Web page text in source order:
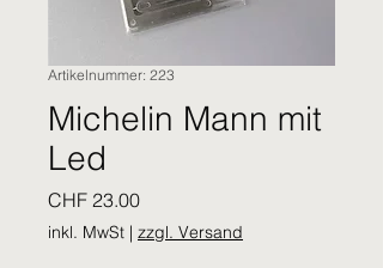
Artikelnummer: 223
Michelin Mann mit
Led
CHF 23.00Preis
inkl. MwSt | zzgl. Versand